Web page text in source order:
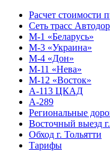
Расчет стоимости
Сеть трасс Автодор
М-1 «Беларусь»
М-3 «Украина»
М-4 «Дон»
М-11 «Нева»
М-12 «Восток»
А-113 ЦКАД
А-289
Региональные
Восточный выезд
Обход г. Тольятти
Тарифы